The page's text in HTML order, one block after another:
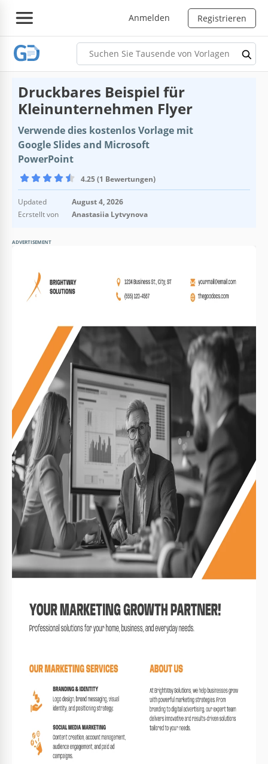
Anmelden Registrieren
Druckbares Beispiel für
Kleinunternehmen Flyer
Verwende dies kostenlos Vorlage mit
Google Slides and Microsoft
PowerPoint
4.25 (1 Bewertungen)
Updated
August 4, 2026
Ecrstellt von
Anastasiia Lytvynova
ADVERTISEMENT